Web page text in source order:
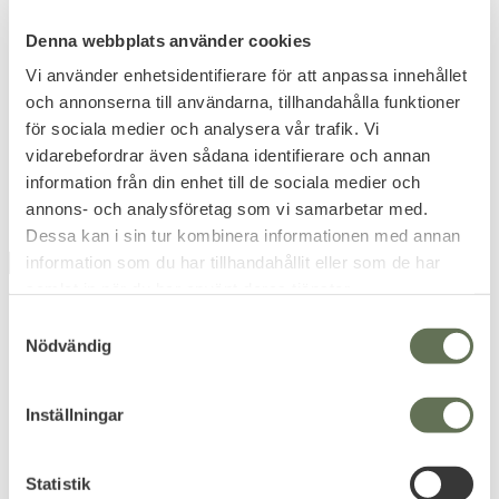
Denna webbplats använder cookies
Vi använder enhetsidentifierare för att anpassa innehållet
och annonserna till användarna, tillhandahålla funktioner
för sociala medier och analysera vår trafik. Vi
vidarebefordrar även sådana identifierare och annan
information från din enhet till de sociala medier och
annons- och analysföretag som vi samarbetar med.
Dessa kan i sin tur kombinera informationen med annan
information som du har tillhandahållit eller som de har
Nödvändig
Inställningar
Statistik
Utgående modell, få storlekar
kvar.
499KR
Enfärgade
bomull & polyester.
499KR
UTGÅENDE UTGÅENDE